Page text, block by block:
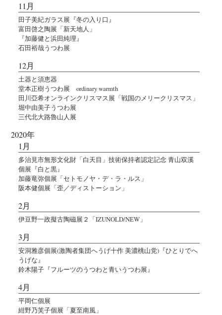
11月
田子美紀ガラス展『冬の入り口』
富田啓之陶展「新天地人」
『加藤健と浜田純理』
石田裕哉うつわ展
12月
土器と須恵器
堂本正樹うつわ展 ordinary warmth
田川亞希オンラインクリスマス展「戦国のメリークリスマス」
堀中由美子うつわ展
三代北大路魯山人展
2020年
1月
多治見市無形文化財「白天目」技術保持者認定記念 青山双溪
個展『白と黒』
加藤竜弥個展「セトモノヤ・デ・ラ・ルス」
阪本健個展「歪／ディストーション」
2月
伊豆野一政擬古陶磁展２「IZUNOLD/NEW」
3月
安洞雅彦個展(激陶者集団へうげ十作 美濃桃山党)『ひとりでへ
うげな』
鈴木陽子『フルーツのうつわと青いうつわ展』
4月
平岡仁個展
紺野乃芙子個展「夏至南風」